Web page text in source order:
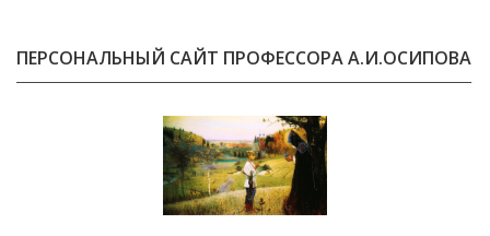
ПЕРСОНАЛЬНЫЙ САЙТ ПРОФЕССОРА А.И.ОСИПОВА